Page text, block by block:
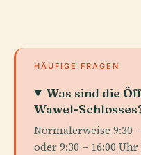
HÄUFIGE FRAGEN
Was sind die
Wawel-
Normalerweise 9:30
oder 9:30 – 16:00